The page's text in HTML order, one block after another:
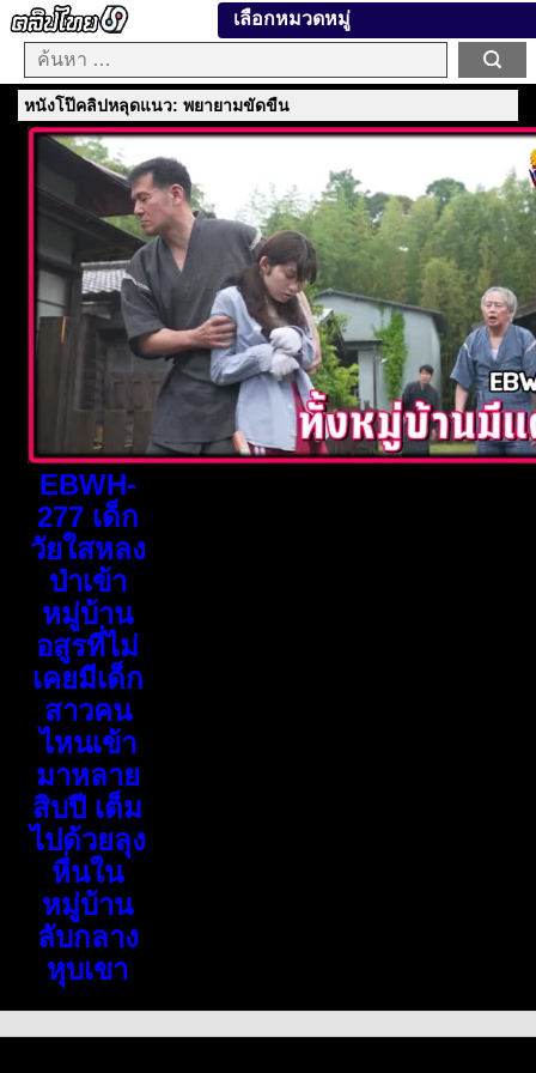
เลือกหมวดหมู่
หนังโป๊คลิปหลุดแนว: พยายามขัดขืน
EBWH-
277 เด็ก
วัยใสหลง
ป่าเข้า
หมู่บ้าน
อสูรที่ไม่
เคยมีเด็ก
สาวคน
ไหนเข้า
มาหลาย
สิบปี เต็ม
ไปด้วยลุง
หื่นใน
หมู่บ้าน
ลับกลาง
หุบเขา